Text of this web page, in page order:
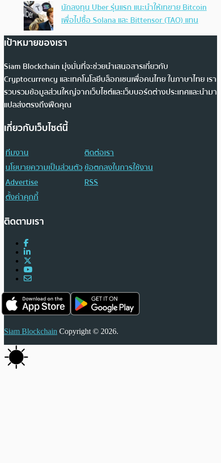
นักลงทุน Uber รุ่นแรก แนะนำให้เทขาย Bitcoin
เพื่อไปซื้อ Solana และ Bittensor (TAO) แทน
เป้าหมายของเรา
Siam Blockchain มุ่งมั่นที่จะช่วยนำเสนอสารเกี่ยวกับ
Cryptocurrency และเทคโนโลยีบล็อกเชนเพื่อคนไทย ในภาษาไทย เรา
รวบรวมข้อมูลส่วนใหญ่จากเว็บไซต์และเว็บบอร์ดต่างประเทศและนำมา
แปลส่งตรงถึงฟีดคุณ
เกี่ยวกับเว็บไซต์นี้
ทีมงาน
ติดต่อเรา
นโยบายความเป็นส่วนตัวข้อตกลงในการใช้งาน
Advertise
RSS
ตั้งค่าคุกกี้
ติดตามเรา
Siam Blockchain Copyright © 2026.